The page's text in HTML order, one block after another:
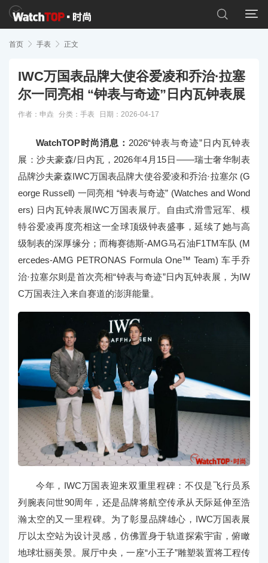


首页  手表  正文
IWC万国表品牌大使谷爱凌和乔治·拉塞
尔一同亮相 “钟表与奇迹”日内瓦钟表展
作者：申垚 分类： 手表 日期：2026-04-17
WatchTOP时尚消息： 2026“钟表与奇迹”日内瓦钟表
展：沙夫豪森/日内瓦，2026年4月15日——瑞士奢华制表
品牌沙夫豪森IWC万国表品牌大使谷爱凌和乔治·拉塞尔 (G
eorge Russell) 一同亮相 “钟表与奇迹” (Watches and Wond
ers) 日内瓦钟表展IWC万国表展厅。自由式滑雪冠军、模
特谷爱凌再度亮相这一全球顶级钟表盛事，延续了她与高
级制表的深厚缘分；而梅赛德斯-AMG马石油F1TM车队 (M
ercedes-AMG PETRONAS Formula One™ Team) 车手乔
治·拉塞尔则是首次亮相“钟表与奇迹”日内瓦钟表展，为IW
C万国表注入来自赛道的澎湃能量。
今年，IWC万国表迎来双重里程碑：不仅是飞行员系
列腕表问世90周年，还是品牌将航空传承从天际延伸至浩
瀚太空的又一里程碑。为了彰显品牌雄心，IWC万国表展
厅以太空站为设计灵感，仿佛置身于轨道探索宇宙，俯瞰
地球壮丽美景。展厅中央，一座“小王子”雕塑装置将工程传